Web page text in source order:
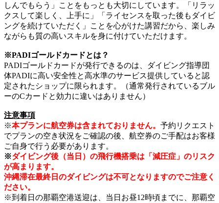
しんでもらう」ことをもっとも大切にしています。「リラッ
クスして楽しく、上手に」「ライセンスを取った後もダイビ
ングを続けていただく」ことを心がけた講習だから、楽しみ
ながらも質の高いスキルを身に付けていただけます。
※PADIゴールドカードとは？
PADIゴールドカードが発行できるのは、ダイビング指導団
体PADIに高い安全性と高水準のサービス提供していると認
定されたショップに限られます。（通常発行されているブル
ーのCカードと効力に違いはありません）
注意事項
※本プランに航空券は含まれておりません。 予約リクエスト
でプランの空き状況をご確認の後、航空券のご手配はお客様
ご自身で行う必要があります。
※ダイビング後（当日）の飛行機搭乗は「減圧症」のリスク
が高まります。
沖縄滞在最終日のダイビングは不可となりますのでご注意く
ださい。
※到着日の那覇空港送迎は、当日お昼12時頃までに、那覇空